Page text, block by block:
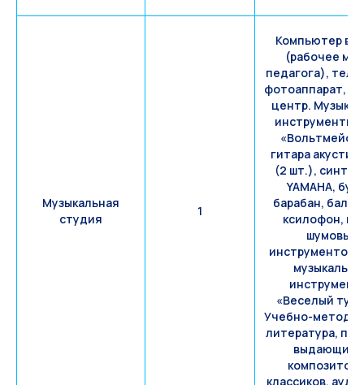
Музыкальная
студия
1
Компьютер в
(рабочее
педагога),
фотоаппарат,
центр.
инструменты:
гитара
(2 шт.),
YAMAHA,
барабан,
ксилофон,
шумовых
инструментов,
«Веселый
Учебно-
литература,
классиков,